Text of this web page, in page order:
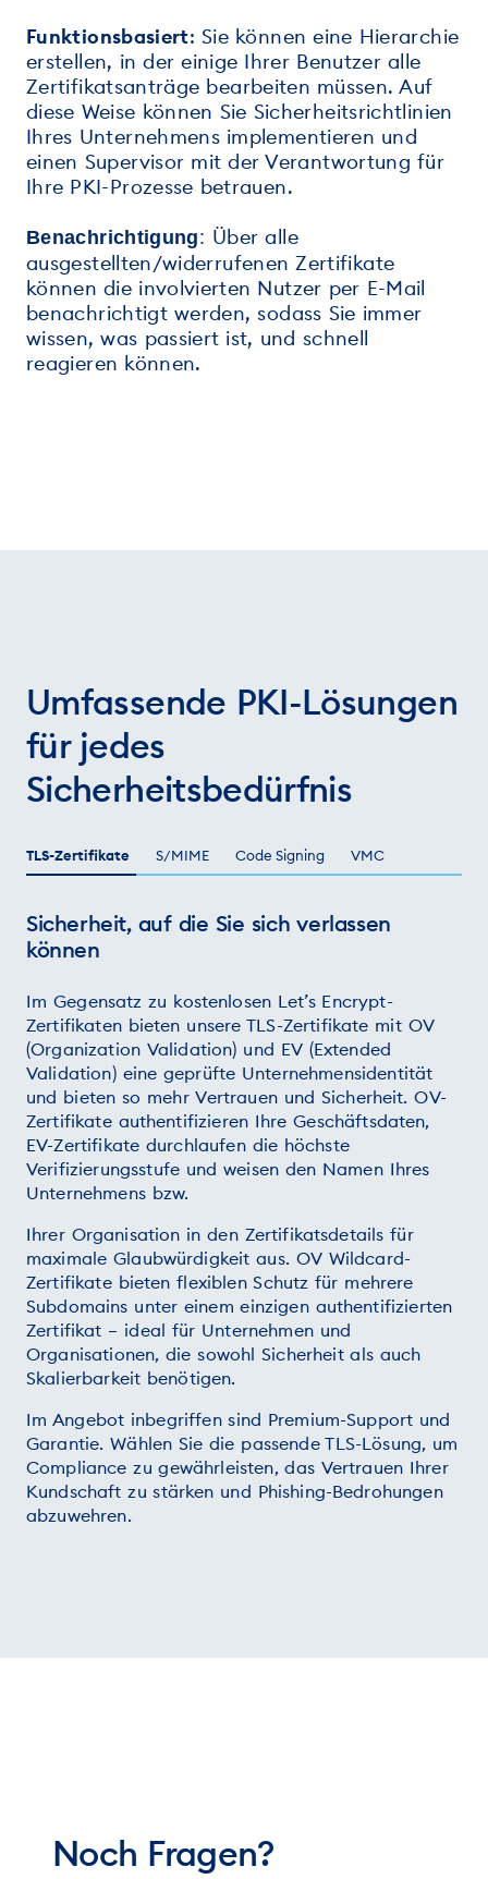
Funktionsbasiert: Sie können eine Hierarchie
erstellen, in der einige Ihrer Benutzer alle
Zertifikatsanträge bearbeiten müssen. Auf
diese Weise können Sie Sicherheitsrichtlinien
Ihres Unternehmens implementieren und
einen Supervisor mit der Verantwortung für
Ihre PKI-Prozesse betrauen.
Benachrichtigung: Über alle
ausgestellten/widerrufenen Zertifikate
können die involvierten Nutzer per E-Mail
benachrichtigt werden, sodass Sie immer
wissen, was passiert ist, und schnell
reagieren können.
Umfassende PKI-Lösungen
für jedes
Sicherheitsbedürfnis
TLS-Zertifikate S/MIME Code Signing VMC
Sicherheit, auf die Sie sich verlassen
können
Im Gegensatz zu kostenlosen Let’s Encrypt-
Zertifikaten bieten unsere TLS-Zertifikate mit OV
(Organization Validation) und EV (Extended
Validation) eine geprüfte Unternehmensidentität
und bieten so mehr Vertrauen und Sicherheit. OV-
Zertifikate authentifizieren Ihre Geschäftsdaten,
EV-Zertifikate durchlaufen die höchste
Verifizierungsstufe und weisen den Namen Ihres
Unternehmens bzw.
Ihrer Organisation in den Zertifikatsdetails für
maximale Glaubwürdigkeit aus. OV Wildcard-
Zertifikate bieten flexiblen Schutz für mehrere
Subdomains unter einem einzigen authentifizierten
Zertifikat – ideal für Unternehmen und
Organisationen, die sowohl Sicherheit als auch
Skalierbarkeit benötigen.
Im Angebot inbegriffen sind Premium-Support und
Garantie. Wählen Sie die passende TLS-Lösung, um
Compliance zu gewährleisten, das Vertrauen Ihrer
Kundschaft zu stärken und Phishing-Bedrohungen
abzuwehren.
Noch Fragen?